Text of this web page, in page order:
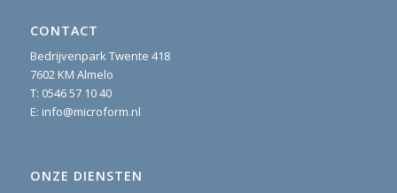
CONTACT
Bedrijvenpark Twente 418
7602 KM Almelo
T: 0546 57 10 40
E: info@microform.nl
ONZE DIENSTEN